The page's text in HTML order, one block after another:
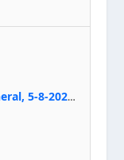
Papa León Xiv en la Audiencia General, 5-8-2026: «Dios en el primer puesto; la oración, nuestra primera obligación; la liturgia, la primera fuente de la vida divina que se nos comunica, la primera escuela de nuestra vida espiritual»